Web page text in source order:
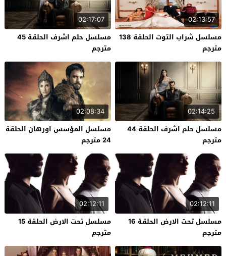
02:13:57
مسلسل شراب التوت الحلقة 138
مترجم
02:17:07
مسلسل حلم اشرف الحلقة 45
مترجم
02:14:25
مسلسل حلم اشرف الحلقة 44
مترجم
02:08:34
مسلسل المؤسس اورهان الحلقة
24 مترجم
02:12:11
مسلسل تحت الارض الحلقة 16
مترجم
02:12:11
مسلسل تحت الارض الحلقة 15
مترجم